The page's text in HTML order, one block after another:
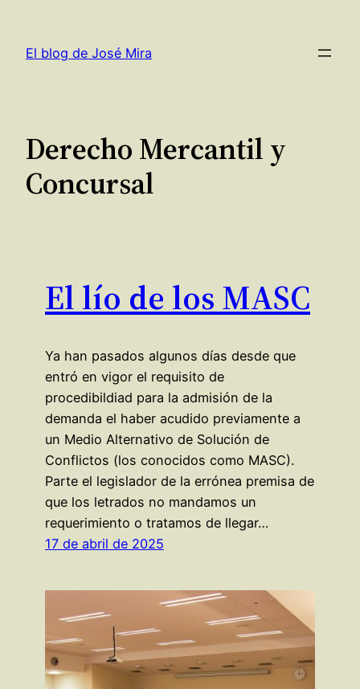
contenido
El blog de José Mira
Derecho Mercantil y
Concursal
El lío de los MASC
Ya han pasados algunos días desde que
entró en vigor el requisito de
procedibildiad para la admisión de la
demanda el haber acudido previamente a
un Medio Alternativo de Solución de
Conflictos (los conocidos como MASC).
Parte el legislador de la errónea premisa de
que los letrados no mandamos un
requerimiento o tratamos de llegar…
17 de abril de 2025